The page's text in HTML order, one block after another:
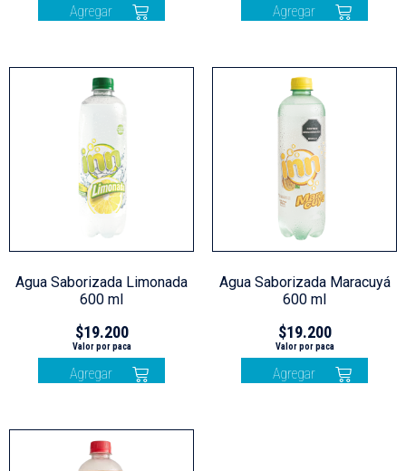
Agregar Agregar
Agua Saborizada Limonada
600 ml
$19.200
Agregar
Agua Saborizada Maracuyá
600 ml
$19.200
Agregar